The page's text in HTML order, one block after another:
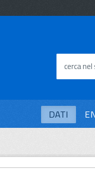
cerca
DATI